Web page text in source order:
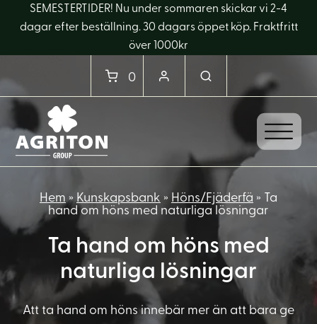
SEMESTERTIDER! Nu under sommaren skickar vi 2-4
dagar efter beställning. 30 dagars öppet köp. Fraktfritt
över 1000kr
0
Hem» Kunskapsbank » Höns/Fjäderfä » Ta
hand om höns med naturliga lösningar
Ta hand om höns med
naturliga lösningar
Att ta hand om höns innebär mer än att bara ge